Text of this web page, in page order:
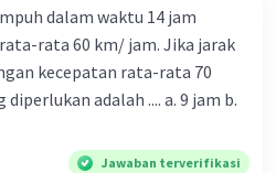
dalam waktu 14 jam
rata 60 km/ jam. Jika jarak
kecepatan rata-rata 70
adalah .... a. 9 jam b.
Jawaban terverifikasi